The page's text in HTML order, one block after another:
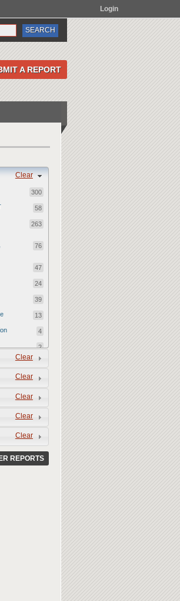
Login
A REPORT
Clear
300
58
263
76
47
24
39
13
4
2
2
0
12
13
Clear
Clear
Clear
Clear
Clear
REPORTS